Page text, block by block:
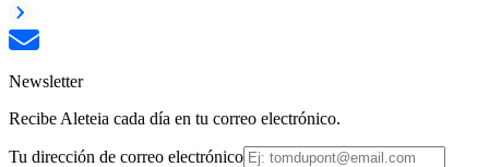
Newsletter
Recibe Aleteia cada día en tu correo electrónico.
Tu dirección de correo electrónico